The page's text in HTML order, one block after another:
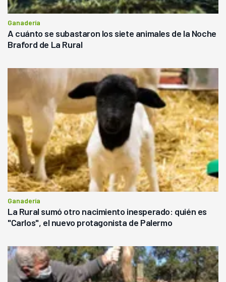
Ganadería
A cuánto se subastaron los siete animales de la Noche
Braford de La Rural
Ganadería
La Rural sumó otro nacimiento inesperado: quién es
"Carlos", el nuevo protagonista de Palermo